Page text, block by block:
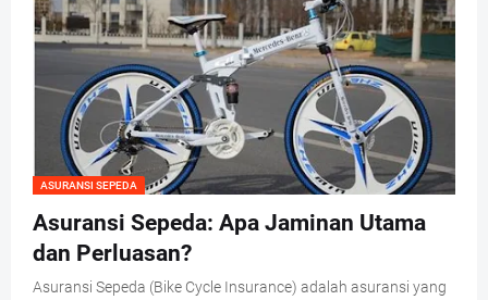
ASURANSI SEPEDA
Asuransi Sepeda: Apa Jaminan Utama
dan Perluasan?
Asuransi Sepeda (Bike Cycle Insurance) adalah asuransi yang